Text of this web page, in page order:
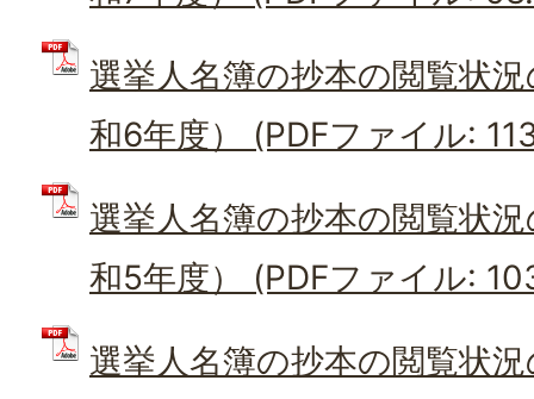
選挙人名簿の抄本の閲覧状
和6年度） (PDFファイル:
選挙人名簿の抄本の閲覧状
和5年度） (PDFファイル:
選挙人名簿の抄本の閲覧状